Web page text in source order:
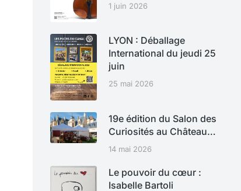
1 juin 2026
LYON : Déballage
International du jeudi 25
juin
25 mai 2026
19e édition du Salon des
Curiosités au Château…
14 mai 2026
Le pouvoir du cœur :
Isabelle Bartoli